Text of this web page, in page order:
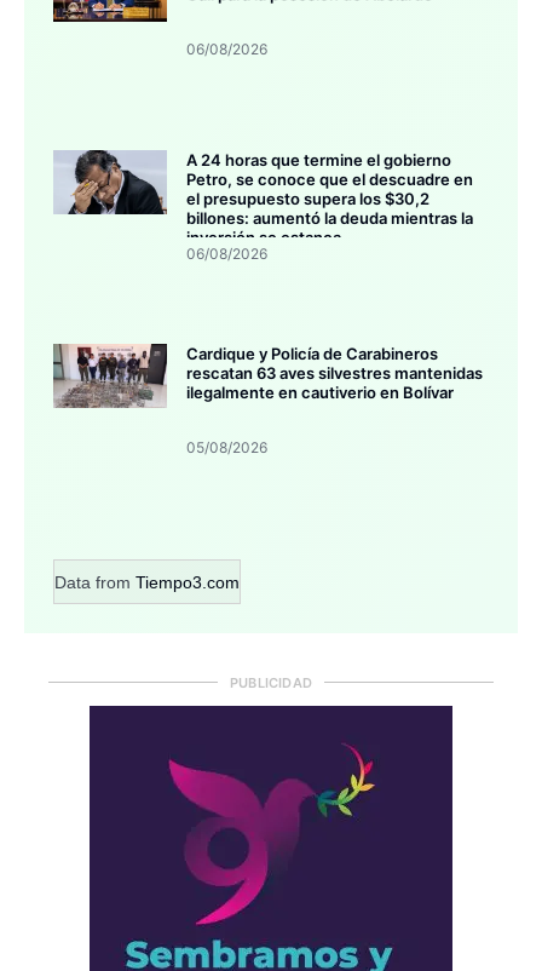
06/08/2026
A 24 horas que termine el gobierno
Petro, se conoce que el descuadre en
el presupuesto supera los $30,2
billones: aumentó la deuda mientras la
inversión se estanca
06/08/2026
Cardique y Policía de Carabineros
rescatan 63 aves silvestres mantenidas
ilegalmente en cautiverio en Bolívar
05/08/2026
Data from Tiempo3.com
PUBLICIDAD